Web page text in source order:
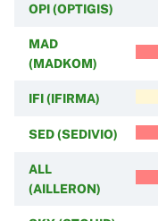
OPI (OPTIGIS)
MAD
(MADKOM)
IFI (IFIRMA)
SED (SEDIVIO)
ALL
(AILLERON)